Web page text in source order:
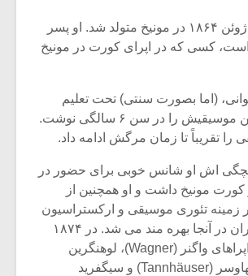
اشتروس در ۱۱ ژوئن ۱۸۶۴ در مونیخ متولد شد. او پسر
کسی که در اپرای کورت در مونیخ
(اما بصورت سنتی) تحت تعلیم
پدرش بود و اولین موسیقیش را در سن ۶ سالگی نوشت.
را تقریباً تا زمان مرگش ادامه داد.
اش او شانس خوبی برای حضور در
کورت مونیخ داشت و او همچنین از
زمینه تئوری موسیقی و ارکستراسیون
از دستیاران رهبران در آنجا بهره مند می شد. در ۱۸۷۴
اشتروس اولین اپراهای واگنر (Wagner)، لوهنگرین
(Lohengrin)، تنهاوسر (Tannhäuser) و سیگفرید
یادداشتی بر موسیقی
متن فیلم «متری
شیش و نیم»